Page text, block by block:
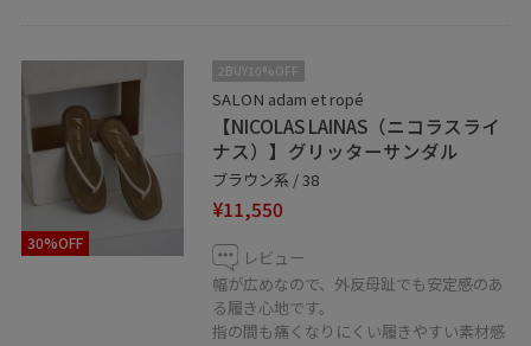
⚪︎NEWoMan新宿店では、ルミネカードWEB決済サービ
ス、ヤマトEコレクトをご利用頂けます。
遠方にお住まいの方、外出が難しい方、店舗スタッフへ
のご相談等、下記LINEからお気軽にご連絡くださいま
せ！
30%OFF
2BUY10%OFF
SALON adam et ropé
【NICOLAS LAINAS（ニコラスライ
ナス）】グリッターサンダル
ブラウン系 / 38
¥11,550
レビュー
幅が広めなので、外反母趾でも安定感のあ
る履き心地です。
指の間も痛くなりにくい履きやすい素材感